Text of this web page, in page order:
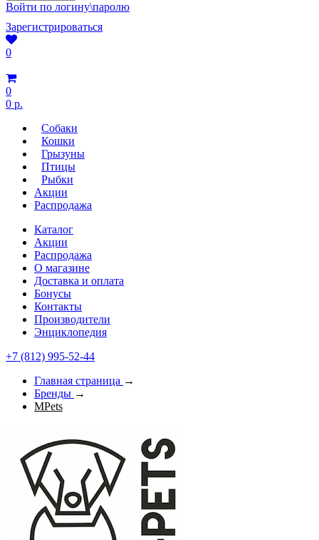
Войти по логину\паролю
Зарегистрироваться
0
0
0 р.
Собаки
Кошки
Грызуны
Птицы
Рыбки
Акции
Распродажа
Каталог
Акции
Распродажа
О магазине
Доставка и оплата
Бонусы
Контакты
Производители
Энциклопедия
+7 (812) 995-52-44
Главная страница →
Бренды →
MPets